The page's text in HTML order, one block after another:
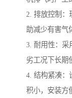
2. 排放控制：
助减少有害气
3. 耐用性：采
劣工况下长期
4. 结构紧凑：
积小，安装方